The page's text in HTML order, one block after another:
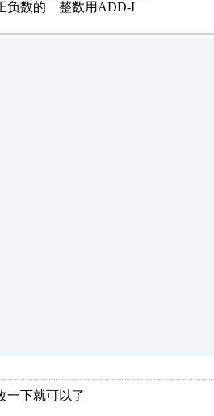
负数的 整数用ADD-I
一下就可以了